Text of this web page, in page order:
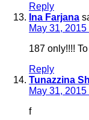
Reply
Ina Farjana
May 31,
187 only!!!!
Reply
Tunazzina
May 31, 2015
f